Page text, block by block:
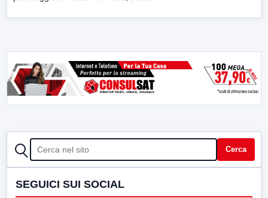
CERCA Cerca
SEGUICI SUI SOCIAL